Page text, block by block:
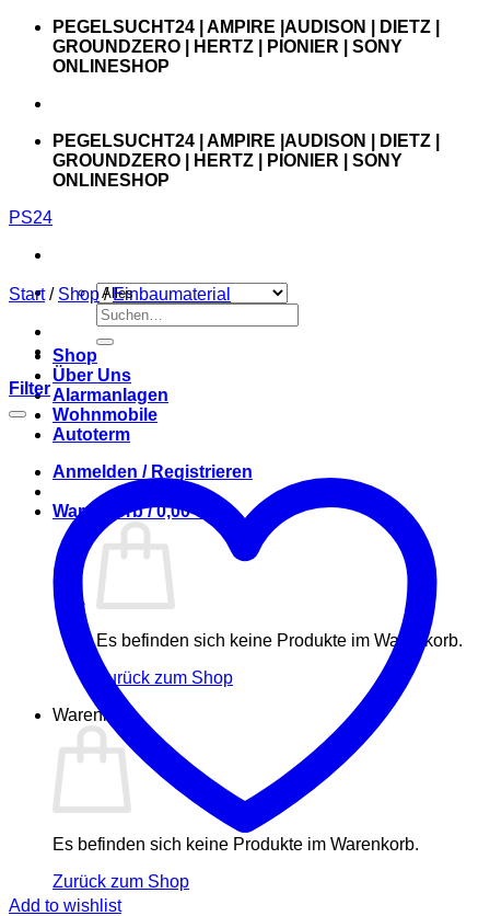
Zum
springen
PEGELSUCHT24 | AMPIRE |AUDISON | DIETZ |
GROUNDZERO | HERTZ | PIONIER | SONY
ONLINESHOP
PEGELSUCHT24 | AMPIRE |AUDISON | DIETZ |
GROUNDZERO | HERTZ | PIONIER | SONY
ONLINESHOP
PS24
Suchen
nach:
Shop
Über Uns
Alarmanlagen
Wohnmobile
Autoterm
Anmelden / Registrieren
Warenkorb /0,00€
Es befinden sich keine Produkte im Warenkorb.
Zurück zum Shop
Warenkorb
Es befinden sich keine Produkte im Warenkorb.
Zurück zum Shop
Start / Shop / Einbaumaterial
Filter
Add to wishlist